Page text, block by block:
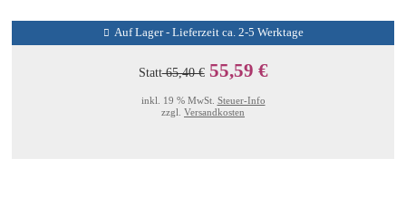
Auf Lager - Lieferzeit ca. 2-5 Werktage
Statt65,40 € 55,59 €
inkl. 19 % MwSt. Steuer-Info
zzgl. Versandkosten